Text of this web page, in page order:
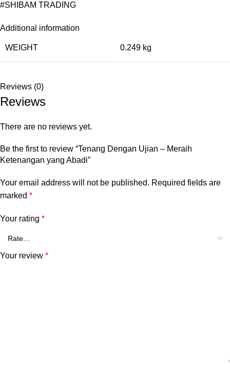
#SHIBAM TRADING
Additional information
WEIGHT 0.249 kg
Reviews (0)
Reviews
There are no reviews yet.
Be the first to review “Tenang Dengan Ujian – Meraih
Ketenangan yang Abadi”
Your email address will not be published. Required fields are
marked *
Your rating *
Your review *